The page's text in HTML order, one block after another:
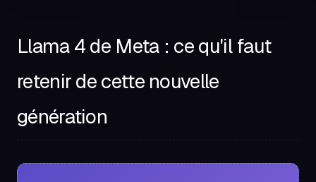
Llama 4 de Meta : ce qu'il faut
retenir de cette nouvelle
génération